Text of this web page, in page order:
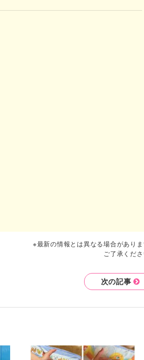
※最新の情報とは異なる場合がありま
ご了承くださ
次の記事